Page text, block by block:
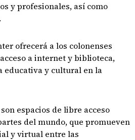
y profesionales, así como
ofrecerá a los colonenses
a internet y biblioteca,
educativa y cultural en la
espacios de libre acceso
del mundo, que promueven
y virtual entre las